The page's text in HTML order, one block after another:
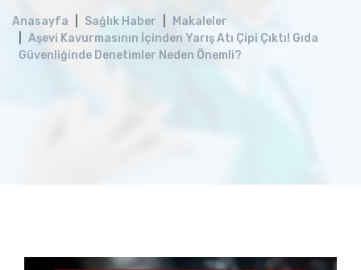
Anasayfa Sağlık Haber
Makaleler
Aşevi Kavurmasının İçinden Yarış Atı Çipi Çıktı! Gıda
Güvenliğinde Denetimler Neden Önemli?